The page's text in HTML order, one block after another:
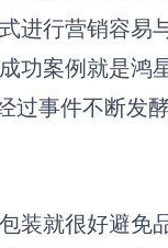
进行营销容易
功案例就是鸿
过事件不断发
装就很好避免